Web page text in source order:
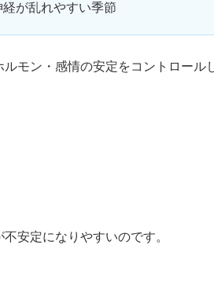
が乱れやすい季節
モン・感情の安定をコントロール
安定になりやすいのです。